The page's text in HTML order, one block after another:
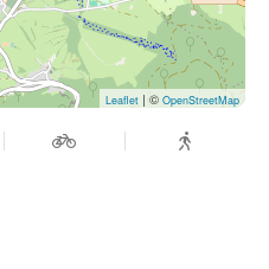
Leaflet | © OpenStreetMap